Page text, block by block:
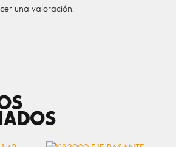
una valoración.